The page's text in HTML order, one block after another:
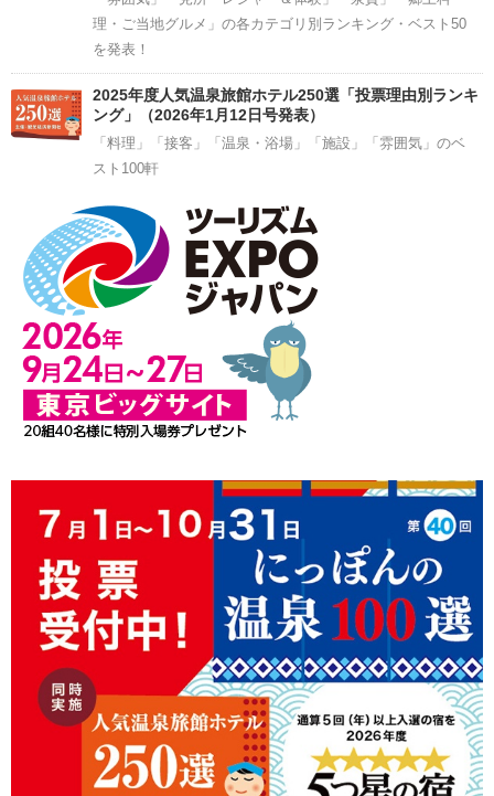
理・ご当地グルメ」の各カテゴリ別ランキング・ベスト50
を発表！
2025年度人気温泉旅館ホテル250選「投票理由別ランキ
ング」（2026年1月12日号発表）
「料理」「接客」「温泉・浴場」「施設」「雰囲気」のベ
スト100軒